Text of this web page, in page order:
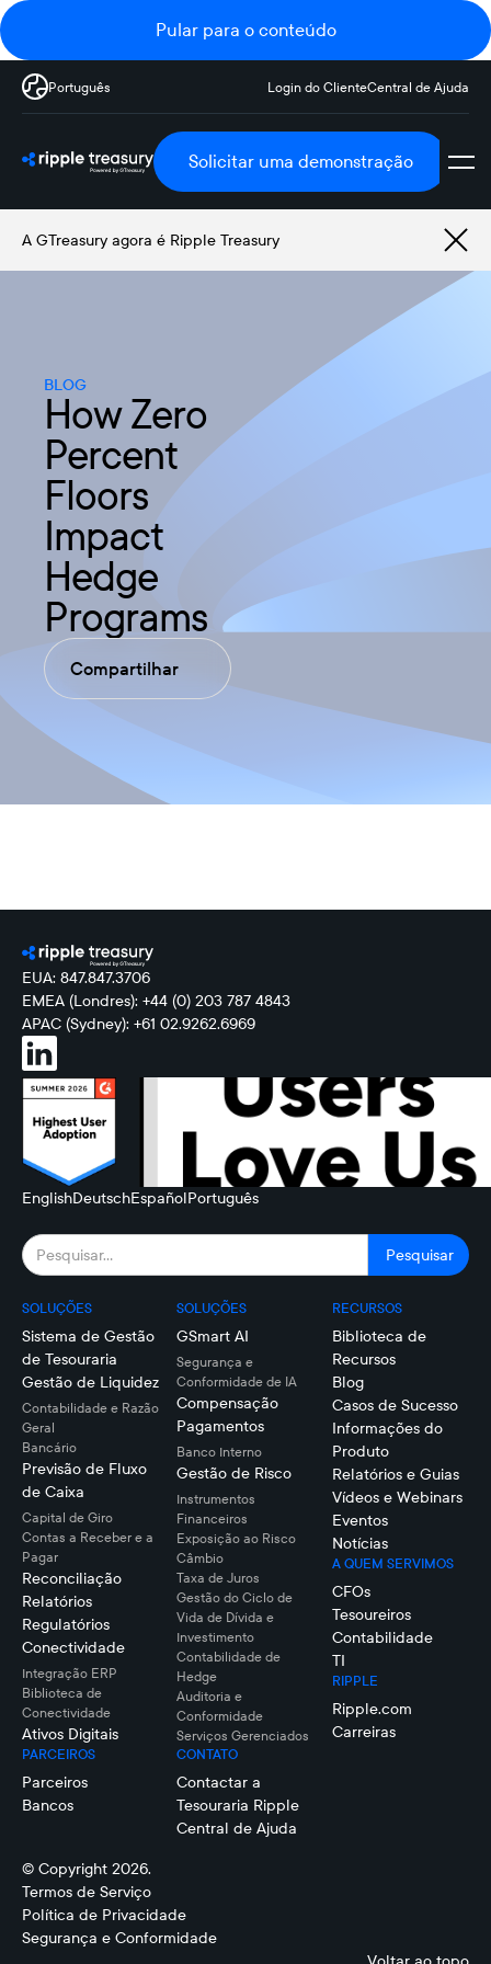
Pular para o conteúdo
Português Login do ClienteCentral de Ajuda
Solicitar uma demonstração
A GTreasury agora é Ripple Treasury
BLOG
How Zero
Percent
Floors
Impact
Hedge
Programs
Compartilhar
EUA: 847.847.3706
EMEA (Londres): +44 (0) 203 787 4843
APAC (Sydney): +61 02.9262.6969
EnglishDeutschEspañolPortuguês
SOLUÇÕES
Sistema de Gestão
de Tesouraria
Gestão de Liquidez
Contabilidade e Razão
Geral
Bancário
Previsão de Fluxo
de Caixa
Capital de Giro
Contas a Receber e a
Pagar
Reconciliação
Relatórios
Regulatórios
Conectividade
Integração ERP
Biblioteca de
Conectividade
Ativos Digitais
PARCEIROS
Parceiros
Bancos
SOLUÇÕES
GSmart AI
Segurança e
Conformidade de IA
Compensação
Pagamentos
Banco Interno
Gestão de Risco
Instrumentos
Financeiros
Exposição ao Risco
Câmbio
Taxa de Juros
Gestão do Ciclo de
Vida de Dívida e
Investimento
Contabilidade de
Hedge
Auditoria e
Conformidade
Serviços Gerenciados
CONTATO
Contactar a
Tesouraria Ripple
Central de Ajuda
RECURSOS
Biblioteca de
Recursos
Blog
Casos de Sucesso
Informações do
Produto
Relatórios e Guias
Vídeos e Webinars
Eventos
Notícias
A QUEM SERVIMOS
CFOs
Tesoureiros
Contabilidade
TI
RIPPLE
Ripple.com
Carreiras
© Copyright 2026.
Termos de Serviço
Política de Privacidade
Segurança e Conformidade